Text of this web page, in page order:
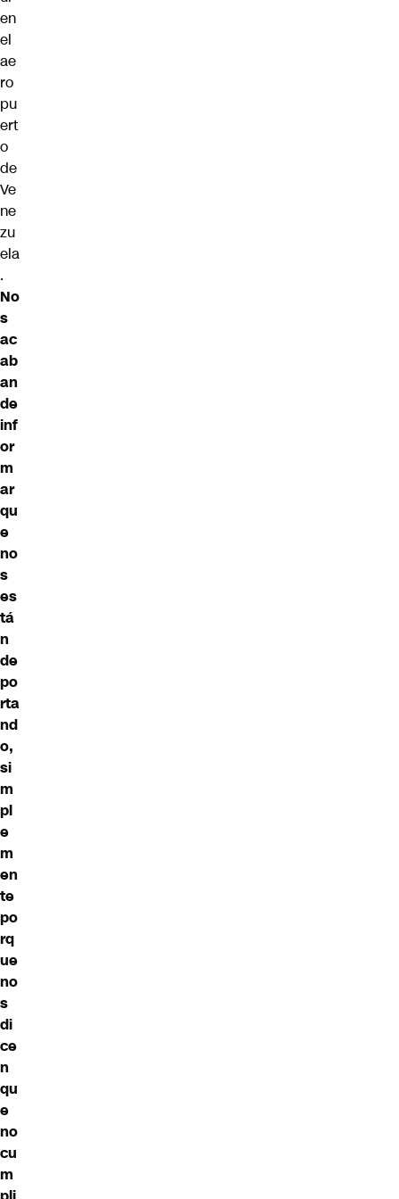
en
el
ae
ro
pu
ert
o
de
Ve
ne
zu
ela
.
No
s
ac
ab
an
de
inf
or
m
ar
qu
e
no
s
es
tá
n
de
po
rta
nd
o,
si
m
pl
e
m
en
te
po
rq
ue
no
s
di
ce
n
qu
e
no
cu
m